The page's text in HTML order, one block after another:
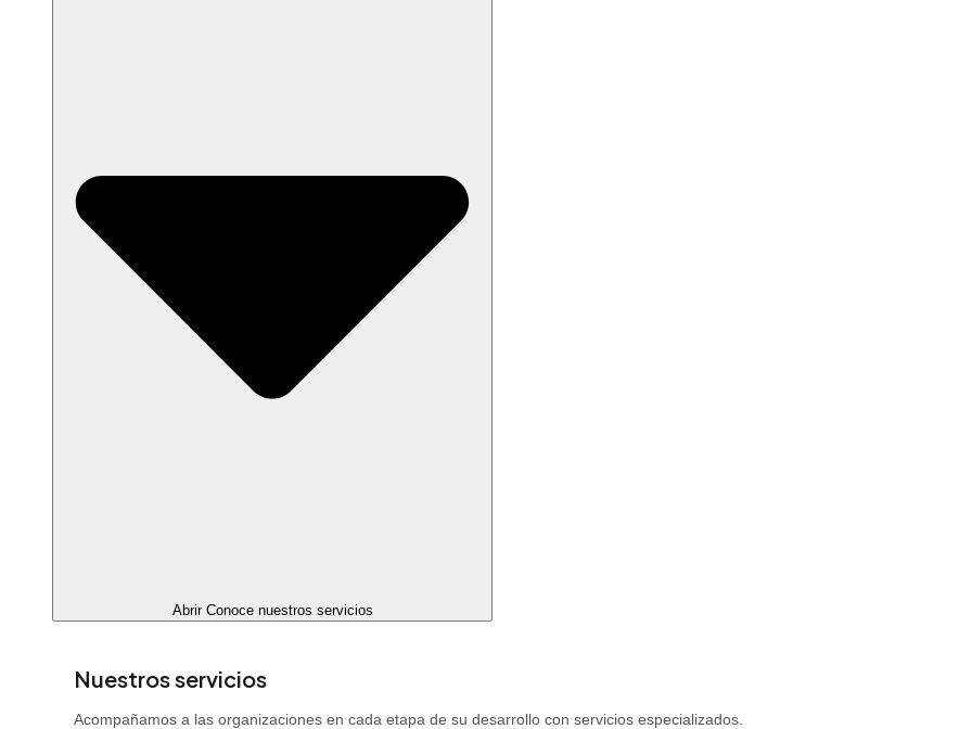
Abrir Conoce nuestros servicios
Nuestros servicios
Acompañamos a las organizaciones en cada etapa de su desarrollo con servicios especializados.